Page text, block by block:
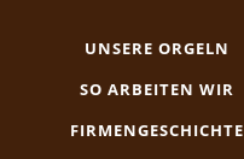
UNSERE ORGELN
SO ARBEITEN WIR
FIRMENGESCHICHTE